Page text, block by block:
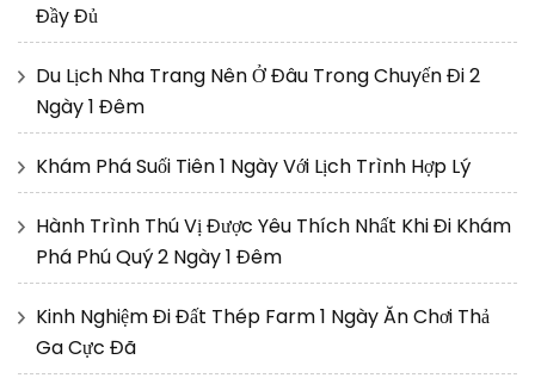
Đầy Đủ
Du Lịch Nha Trang Nên Ở Đâu Trong Chuyến Đi 2
Ngày 1 Đêm
Khám Phá Suối Tiên 1 Ngày Với Lịch Trình Hợp Lý
Hành Trình Thú Vị Được Yêu Thích Nhất Khi Đi Khám
Phá Phú Quý 2 Ngày 1 Đêm
Kinh Nghiệm Đi Đất Thép Farm 1 Ngày Ăn Chơi Thả
Ga Cực Đã